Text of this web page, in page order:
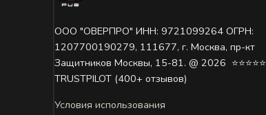
ООО "ОВЕРПРО" ИНН: 9721099264 ОГРН:
1207700190279, 111677, г. Москва, пр-кт
Защитников Москвы, 15-81. @ 2026 ㅤ ⭐⭐⭐⭐⭐
TRUSTPILOT (400+ отзывов)
Условия использования